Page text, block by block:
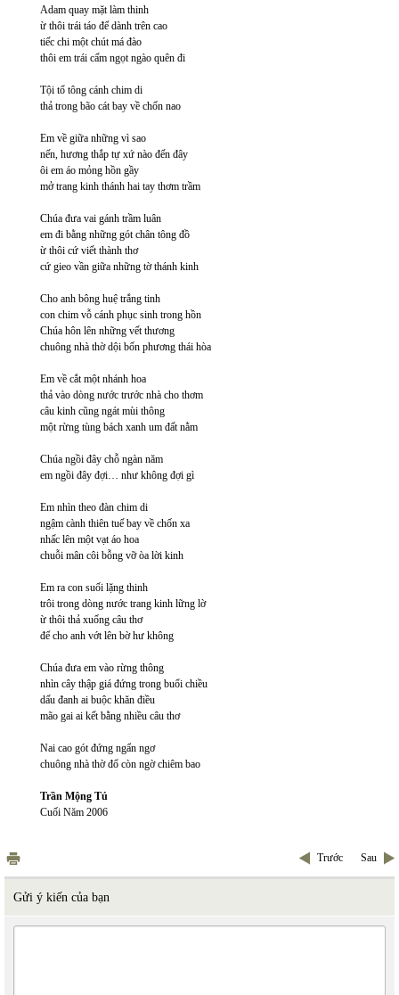
Adam quay mặt làm thinh
ừ thôi trái táo để dành trên cao
tiếc chi một chút má đào
thôi em trái cấm ngọt ngào quên đi
Tội tổ tông cánh chim di
thả trong bão cát bay về chốn nao
Em về giữa những vì sao
nến, hương thắp tự xứ nào đến đây
ôi em áo mỏng hồn gầy
mở trang kinh thánh hai tay thơm trầm
Chúa đưa vai gánh trầm luân
em đi bằng những gót chân tông đồ
ừ thôi cứ viết thành thơ
cứ gieo vần giữa những tờ thánh kinh
Cho anh bông huệ trắng tinh
con chim vỗ cánh phục sinh trong hồn
Chúa hôn lên những vết thương
chuông nhà thờ dội bốn phương thái hòa
Em về cắt một nhánh hoa
thả vào dòng nước trước nhà cho thơm
câu kinh cũng ngát mùi thông
một rừng tùng bách xanh um đất nằm
Chúa ngồi đây chỗ ngàn năm
em ngồi đây đợi… như không đợi gì
Em nhìn theo đàn chim di
ngậm cành thiên tuế bay về chốn xa
nhấc lên một vạt áo hoa
chuỗi mân côi bỗng vỡ òa lời kinh
Em ra con suối lặng thinh
trôi trong dòng nước trang kinh lững lờ
ừ thôi thả xuống câu thơ
để cho anh vớt lên bờ hư không
Chúa đưa em vào rừng thông
nhìn cây thập giá đứng trong buổi chiều
dấu đanh ai buộc khăn điều
mão gai ai kết bằng nhiều câu thơ
Nai cao gót đứng ngẩn ngơ
chuông nhà thờ đổ còn ngờ chiêm bao
Trần Mộng Tú
Cuối Năm 2006
Trước Sau
Gửi ý kiến của bạn